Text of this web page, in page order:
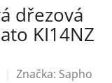
dřezová
KI14NZ
Značka: Sapho